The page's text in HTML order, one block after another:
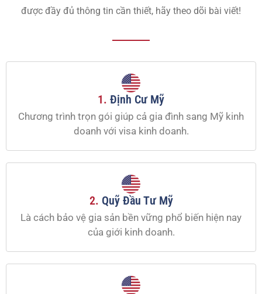
được đầy đủ thông tin cần thiết, hãy theo dõi bài viết!
1. Định Cư Mỹ
Chương trình trọn gói giúp cả gia đình sang Mỹ kinh
doanh với visa kinh doanh.
2. Quỹ Đầu Tư Mỹ
Là cách bảo vệ gia sản bền vững phổ biến hiện nay
của giới kinh doanh.